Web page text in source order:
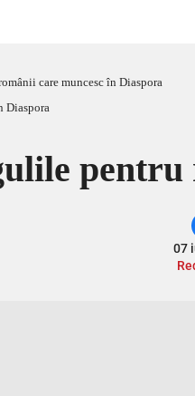
care muncesc în Diaspora
07